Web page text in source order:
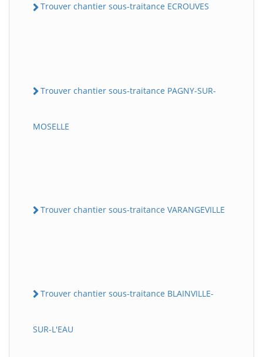
Trouver chantier sous-traitance ECROUVES
Trouver chantier sous-traitance PAGNY-SUR-
MOSELLE
Trouver chantier sous-traitance VARANGEVILLE
Trouver chantier sous-traitance BLAINVILLE-
SUR-L'EAU